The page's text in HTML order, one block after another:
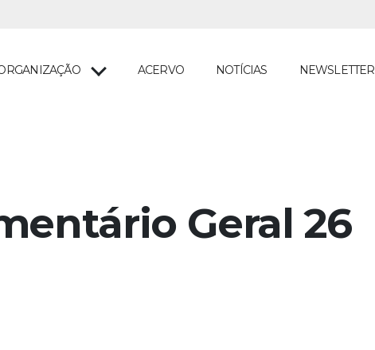
ACERVO NOTÍCIAS NEWSLETTER
Geral 26